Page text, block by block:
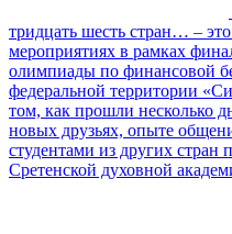
тридцать шесть стран… –
мероприятиях в рамках
олимпиады по финансовой
федеральной территории
том, как прошли несколько
новых друзьях, опыте
студентами из других стран
Сретенской духовной